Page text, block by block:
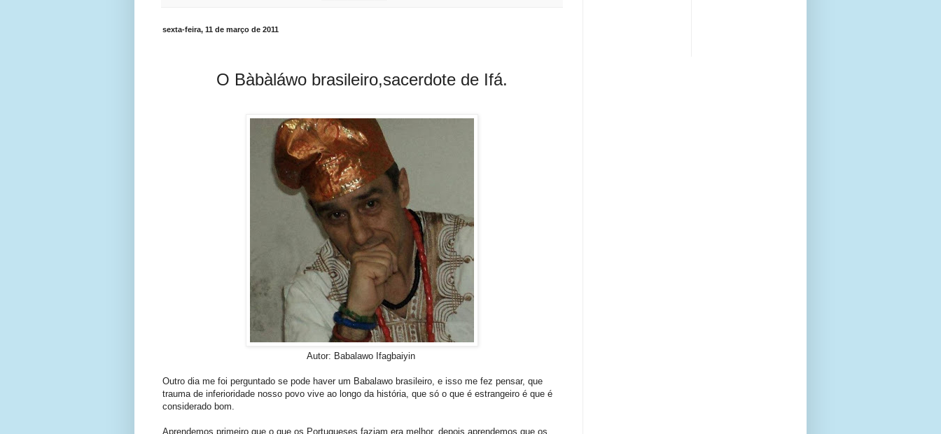
sexta-feira, 11 de março de 2011
O Bàbàláwo brasileiro,sacerdote de Ifá.
Autor: Babalawo Ifagbaiyin
Outro dia me foi perguntado se pode haver um Babalawo brasileiro, e isso me fez pensar, que
trauma de inferioridade nosso povo vive ao longo da história, que só o que é estrangeiro é que é
considerado bom.
Aprendemos primeiro que o que os Portugueses faziam era melhor, depois aprendemos que os